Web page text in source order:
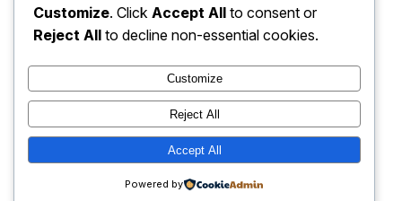
Ekonomi: Peluang Bisnis UMKM
Terbaru 2025
Instagram
X
Customize. Click Accept All to consent or
Reject All to decline non-essential cookies.
Customize
Reject All
Accept All
Powered by